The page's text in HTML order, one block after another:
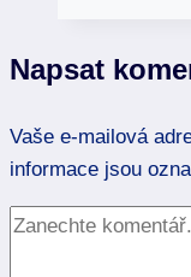
Napsat
Vaše e-mailová
informace jsou